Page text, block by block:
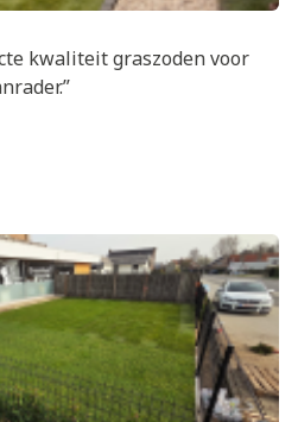
kwaliteit graszoden voor